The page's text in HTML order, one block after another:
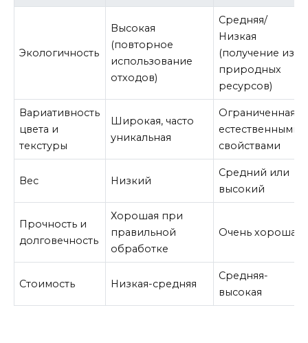
Экологичность
Высокая
(повторное
использование
отходов)
Средняя/
Низкая
(получение из
природных
ресурсов)
Вариативность
цвета и
текстуры
Широкая, часто
уникальная
Ограниченная
естественными
свойствами
Вес Низкий
Средний или
высокий
Прочность и
долговечность
Хорошая при
правильной
обработке
Очень хорошая
Стоимость Низкая-средняя
Средняя-
высокая